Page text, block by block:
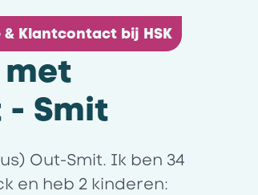
met
- Smit
Klantcontact bij HSK
Out-Smit. Ik ben 34
en heb 2 kinderen: